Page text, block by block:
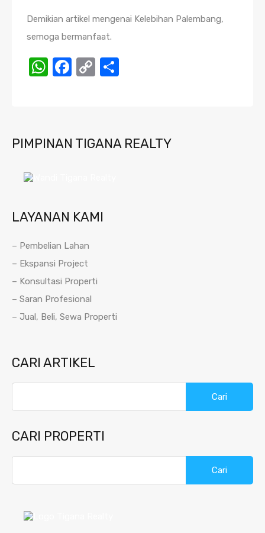
Demikian artikel mengenai Kelebihan Palembang,
semoga bermanfaat.
WhatsApp
Facebook
Copy
PIMPINAN TIGANA REALTY
LAYANAN KAMI
– Pembelian Lahan
– Ekspansi Project
– Konsultasi Properti
– Saran Profesional
– Jual, Beli, Sewa Properti
CARI ARTIKEL
CARI PROPERTI